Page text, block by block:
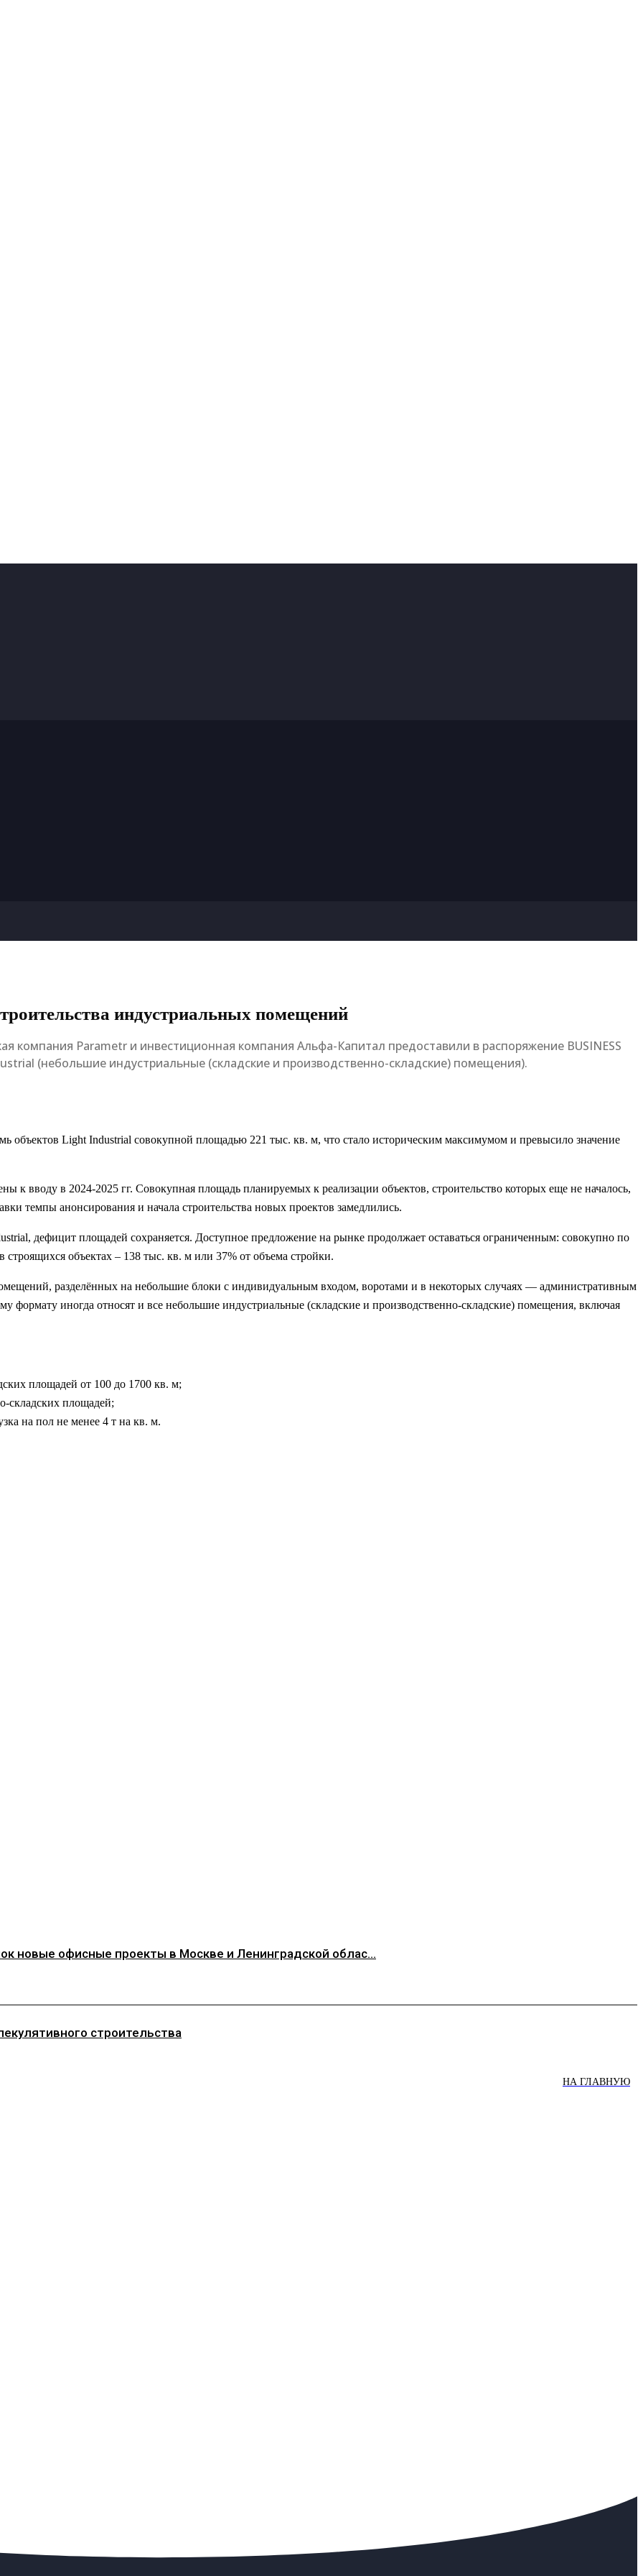
индустриальных помещений
компания Parametr и инвестиционная компания Альфа-Капитал предоставили в распоряжение BUSINESS
(небольшие индустриальные (складские и производственно-складские) помещения).
объектов Light Industrial совокупной площадью 221 тыс. кв. м, что стало историческим максимумом и превысило значение
к вводу в 2024-2025 гг. Совокупная площадь планируемых к реализации объектов, строительство которых еще не началось,
темпы анонсирования и начала строительства новых проектов замедлились.
дефицит площадей сохраняется. Доступное предложение на рынке продолжает оставаться ограниченным: совокупно по
объектах – 138 тыс. кв. м или 37% от объема стройки.
разделённых на небольшие блоки с индивидуальным входом, воротами и в некоторых случаях — административным
иногда относят и все небольшие индустриальные (складские и производственно-складские) помещения, включая
площадей от 100 до 1700 кв. м;
складских площадей;
на пол не менее 4 т на кв. м.
новые офисные проекты в Москве и Ленинградской облас...
строительства
НА ГЛАВНУЮ